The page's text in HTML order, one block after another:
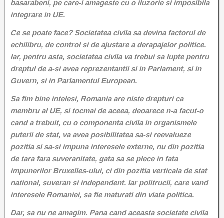
basarabeni, pe care-i amageste cu o iluzorie si imposibila
integrare in UE.
Ce se poate face? Societatea civila sa devina factorul de
echilibru, de control si de ajustare a derapajelor politice.
Iar, pentru asta, societatea civila va trebui sa lupte pentru
dreptul de a-si avea reprezentantii si in Parlament, si in
Guvern, si in Parlamentul European.
Sa fim bine intelesi, Romania are niste drepturi ca
membru al UE, si tocmai de aceea, deoarece n-a facut-o
cand a trebuit, cu o componenta civila in organismele
puterii de stat, va avea posibilitatea sa-si reevalueze
pozitia si sa-si impuna interesele externe, nu din pozitia
de tara fara suveranitate, gata sa se plece in fata
impunerilor Bruxelles-ului, ci din pozitia verticala de stat
national, suveran si independent. Iar politrucii, care vand
interesele Romaniei, sa fie maturati din viata politica.
Dar, sa nu ne amagim. Pana cand aceasta societate civila